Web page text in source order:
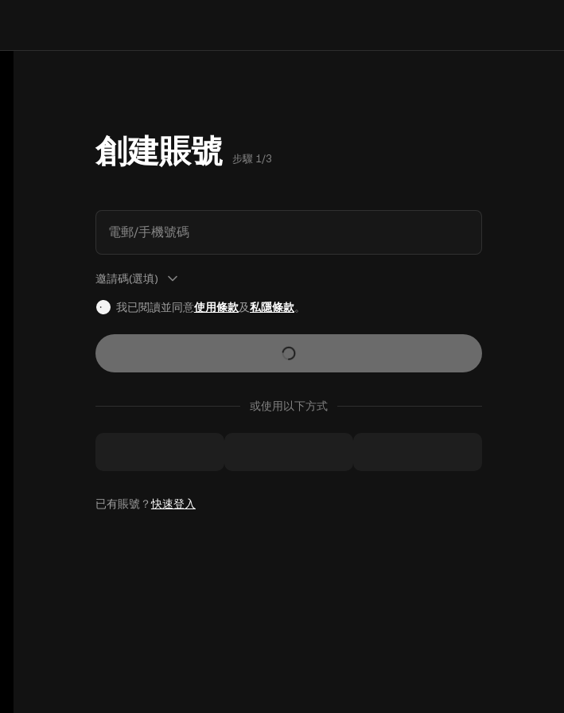
創建賬號 步驟 1/3
電郵/手機號碼
邀請碼(選填)
我已閱讀並同意使用條款及私隱條款。
或使用以下方式
已有賬號？快速登入